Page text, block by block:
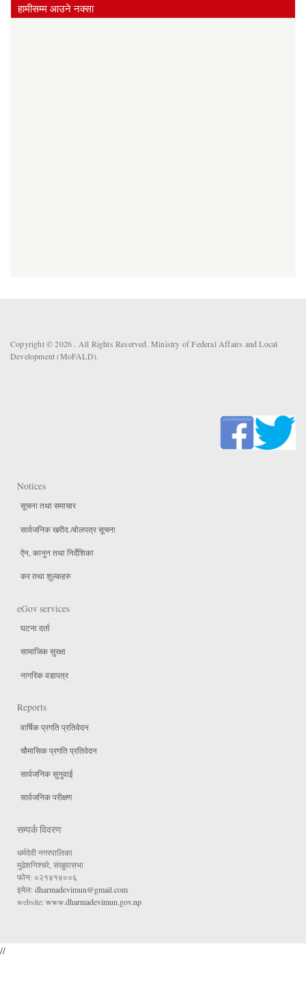
हामीसम्म आउने नक्सा
Copyright © 2026 . All Rights Reserved. Ministry of Federal Affairs and Local
Development (MoFALD).
Notices
सूचना तथा समाचार
सार्वजनिक खरीद /बोलपत्र सूचना
ऐन, कानुन तथा निर्देशिका
कर तथा शुल्कहरु
eGov services
घटना दर्ता
सामाजिक सुरक्षा
नागरिक वडापत्र
Reports
वार्षिक प्रगति प्रतिवेदन
चौमासिक प्रगति प्रतिवेदन
सार्वजनिक सुनुवाई
सार्वजनिक परीक्षण
सम्पर्क विवरण
धर्मदेवी नगरपालिका
मुढेशनिश्चरे, संखुवासभा
फोन: ०२१४१४००६
इमेल: dharmadevimun@gmail.com
website: www.dharmadevimun.gov.np
//